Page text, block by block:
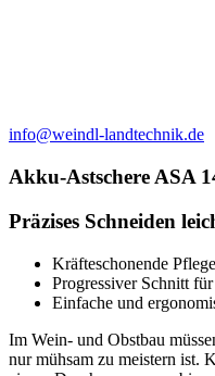
info@weindl-landtechnik.de
Akku-Astschere ASA
Präzises Schneiden
Kräfteschonende
Progressiver Schnitt
Einfache und
Im Wein- und Obstbau
nur mühsam zu meistern ist.